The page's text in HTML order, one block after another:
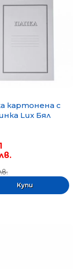
картонена с
Lux Бял